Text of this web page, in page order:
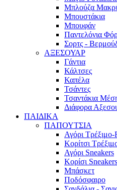
Μπλούζα
Μπουστάκια
Μπουφάν
Παντελόνια
Σορτς -
ΑΞΕΣΟΥΑΡ
Γάντια
Κάλτσες
Καπέλα
Τσάντες
Τσαντάκια
Διάφορα
ΠΑΙΔΙΚΑ
ΠΑΠΟΥΤΣΙΑ
Αγόρι
Κορίτσι
Αγόρι Sneakers
Κορίσι Sneakers
Μπάσκετ
Ποδόσφαιρο